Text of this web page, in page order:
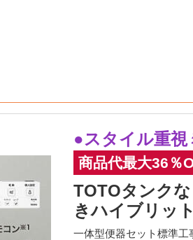
●スタイル重
商品代最大36％
TOTOタンク
きハイブリッ
一体型便器セット標準工